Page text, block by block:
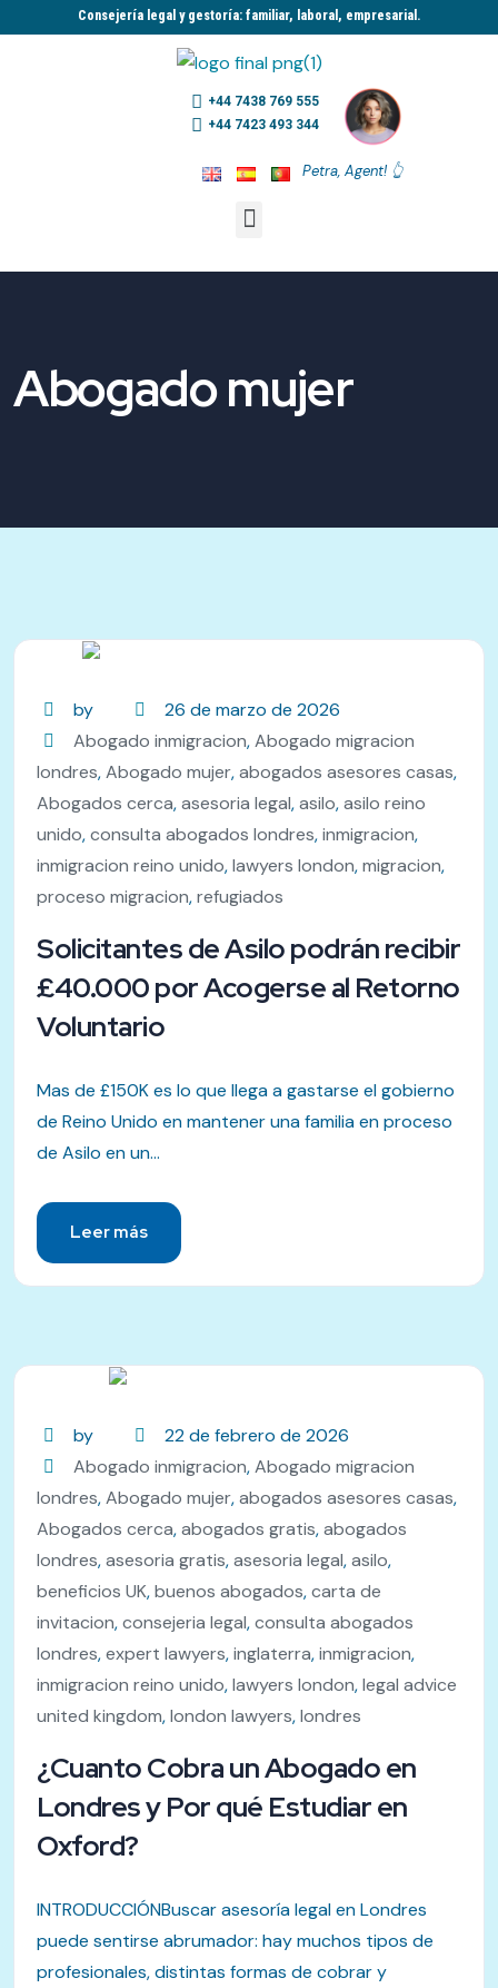
Consejería legal y gestoría: familiar, laboral, empresarial.​
+44 7438 769 555
+44 7423 493 344
Petra, Agent! 👆
Abogado mujer
by
26 de marzo de 2026
Abogado inmigracion,Abogado migracion
londres,Abogado mujer,abogados asesores casas,
Abogados cerca,asesoria legal,asilo,asilo reino
unido,consulta abogados londres,inmigracion,
inmigracion reino unido,lawyers london,migracion,
proceso migracion,refugiados
Solicitantes de Asilo podrán recibir
£40.000 por Acogerse al Retorno
Voluntario
Mas de £150K es lo que llega a gastarse el gobierno
de Reino Unido en mantener una familia en proceso
de Asilo en un...
Leer más
by
22 de febrero de 2026
Abogado inmigracion,Abogado migracion
londres,Abogado mujer,abogados asesores casas,
Abogados cerca,abogados gratis,abogados
londres,asesoria gratis,asesoria legal,asilo,
beneficios UK,buenos abogados,carta de
invitacion,consejeria legal,consulta abogados
londres,expert lawyers,inglaterra,inmigracion,
inmigracion reino unido,lawyers london,legal advice
united kingdom,london lawyers,londres
¿Cuanto Cobra un Abogado en
Londres y Por qué Estudiar en
Oxford?
INTRODUCCIÓNBuscar asesoría legal en Londres
puede sentirse abrumador: hay muchos tipos de
profesionales, distintas formas de cobrar y